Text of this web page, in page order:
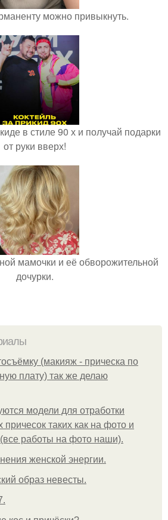
можно привыкнуть.
в стиле 90 х и получай подарки
от руки вверх!
мамочки и её обворожительной
дочурки.
(макияж - прическа по
плату) так же делаю
модели для отработки
таких как на фото и
работы на фото наши).
женской энергии.
образ невесты.